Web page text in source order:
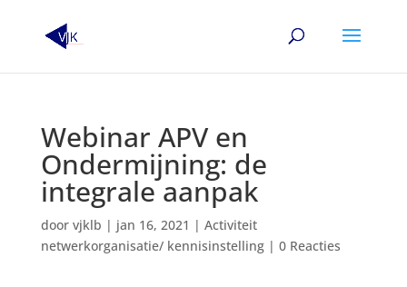
Webinar APV en
Ondermijning: de
integrale aanpak
door vjklb | jan 16, 2021 | Activiteit
netwerkorganisatie/ kennisinstelling| 0 Reacties